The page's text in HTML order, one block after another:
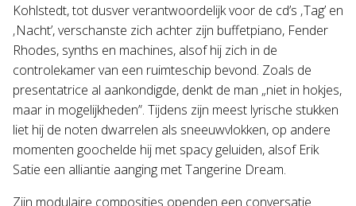
Kohlstedt, tot dusver verantwoordelijk voor de cd’s ‚Tag’ en
‚Nacht’, verschanste zich achter zijn buffetpiano, Fender
Rhodes, synths en machines, alsof hij zich in de
controlekamer van een ruimteschip bevond. Zoals de
presentatrice al aankondigde, denkt de man „niet in hokjes,
maar in mogelijkheden”. Tijdens zijn meest lyrische stukken
liet hij de noten dwarrelen als sneeuwvlokken, op andere
momenten goochelde hij met spacy geluiden, alsof Erik
Satie een alliantie aanging met Tangerine Dream.
Zijn modulaire composities openden een conversatie